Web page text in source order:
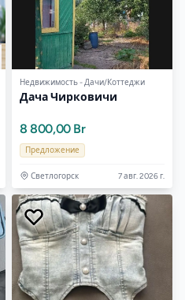
Недвижимость - Дачи/Коттеджи
Дача Чирковичи
8 800,00 Br
Предложение
Светлогорск 7 авг. 2026 г.